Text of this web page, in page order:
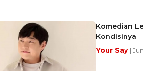
Komedian
Kondisinya
Your Say |